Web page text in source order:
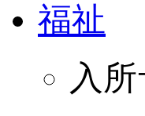
福祉
入